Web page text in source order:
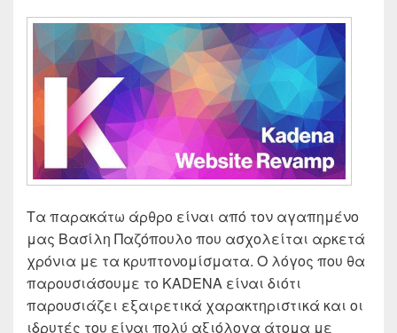
Τα παρακάτω άρθρο είναι από τον αγαπημένο
μας Βασίλη Παζόπουλο που ασχολείται αρκετά
χρόνια με τα κρυπτονομίσματα. Ο λόγος που θα
παρουσιάσουμε το KADENA είναι διότι
παρουσιάζει εξαιρετικά χαρακτηριστικά και οι
ιδρυτές του είναι πολύ αξιόλογα άτομα με